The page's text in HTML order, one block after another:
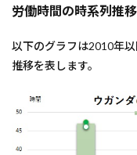
労働時間の時系列推移
以下のグラフは2010年
推移を表します。